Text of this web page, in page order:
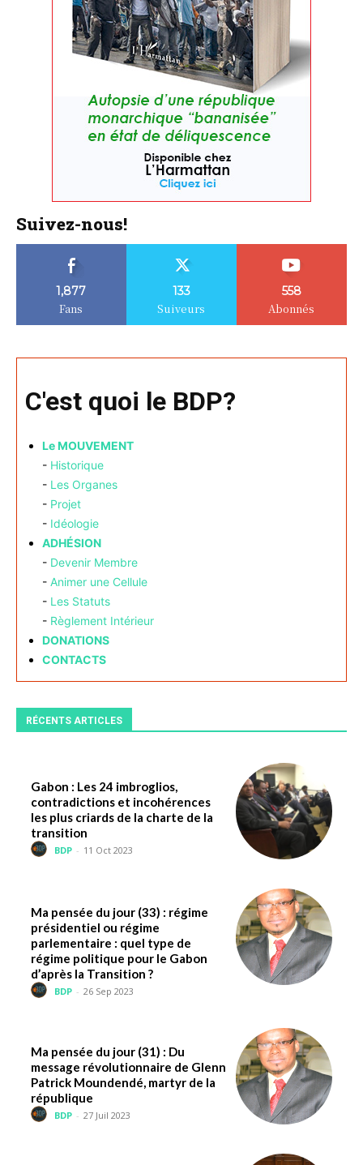
Suivez-nous!
1,877
Fans
133
Suiveurs
558
Abonnés
C'est quoi le BDP?
Le MOUVEMENT
- Historique
- Les Organes
- Projet
- Idéologie
ADHÉSION
- Devenir Membre
- Animer une Cellule
- Les Statuts
- Règlement Intérieur
DONATIONS
CONTACTS
RÉCENTS ARTICLES
Gabon : Les 24 imbroglios,
contradictions et incohérences
les plus criards de la charte de la
transition
BDP - 11 Oct 2023
Ma pensée du jour (33) : régime
présidentiel ou régime
parlementaire : quel type de
régime politique pour le Gabon
d’après la Transition ?
BDP - 26 Sep 2023
Ma pensée du jour (31) : Du
message révolutionnaire de Glenn
Patrick Moundendé, martyr de la
république
BDP - 27 Juil 2023